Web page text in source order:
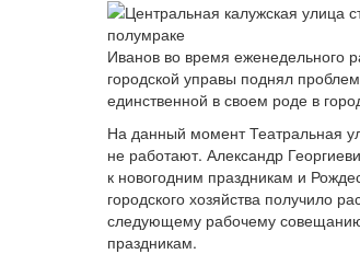
Иванов во время еженедельного
городской управы поднял
единственной в своем роде в
На данный момент Театральная
не работают. Александр
к новогодним праздникам и
городского хозяйства получило
следующему рабочему
праздникам.